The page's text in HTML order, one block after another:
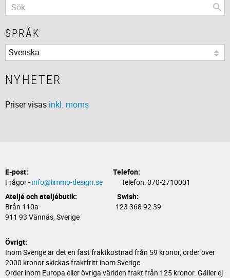
SPRÅK
NYHETER
Priser visas inkl. moms
E-post:
Telefon:
Frågor - info@limmo-design.se Telefon: 070-2710001
Ateljé och ateljébutik: Swish:
Brån 110a 123 368 92 39
911 93 Vännäs, Sverige
Övrigt:
Inom Sverige är det en fast fraktkostnad från 59 kronor, order över
2000 kronor skickas fraktfritt inom Sverige.
Order inom Europa eller övriga världen frakt från 125 kronor. Gäller ej